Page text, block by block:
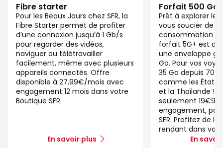
Fibre starter
Pour les Beaux Jours chez SFR, la
Fibre Starter permet de profiter
d’une connexion jusqu’à 1 Gb/s
pour regarder des vidéos,
naviguer ou télétravailler
facilement, même avec plusieurs
appareils connectés. Offre
disponible à 27,99€/mois avec
engagement 12 mois dans votre
Boutique SFR.
En savoir plus
Forfait 500 Go
Prêt à explorer le
vous soucier de
consommation
forfait 5G+ est
une enveloppe
Go. Pour vos
35 Go depuis 70
comme les États-
et la Thaïlande !
seulement
engagement,
SFR. Profitez de
rendant dans
En